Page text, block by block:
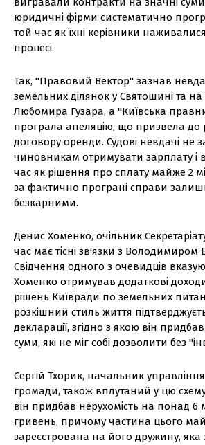
юридичні фірми систематично
той час як їхні керівники
процесі.
Так, "Правовий Вектор" зазнав
земельних ділянок у Святошині та на
Любомира Гузара, а "Київська
програла апеляцію, що призвела до
договору оренди. Судові невдачі не
чиновникам отримувати зарплату і
час як рішення про сплату майже 2
за фактично програні справи
безкарними.
Денис Хоменко, очільник
час має тісні зв'язки з
Свідчення одного з очевидців
Хоменко отримував додаткові
рішень Київради по земельних
розкішний стиль життя
декларації, згідно з якою він
суми, які не міг собі дозволити без
Сергій Тхорик, начальник
громади, також вплутаний у цю
він придбав нерухомість на понад 6
гривень, причому частина цього
зареєстрована на його дружину, яка